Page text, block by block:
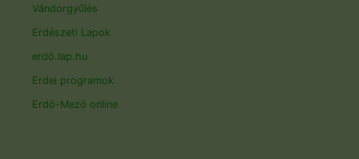
Vándorgyűlés
Erdészeti Lapok
erdő.lap.hu
Erdei programok
Erdő-Mező online